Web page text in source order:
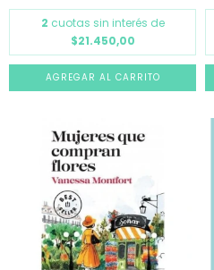
2 cuotas sin interés de
$21.450,00